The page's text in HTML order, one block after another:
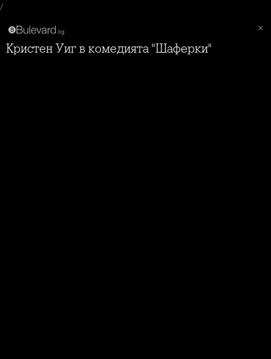
/
Кристен Уиг в комедията "Шаферки"